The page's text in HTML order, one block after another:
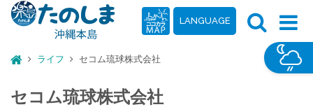
LANGUAGE
ライフ セコム琉球株式会社
セコム琉球株式会社